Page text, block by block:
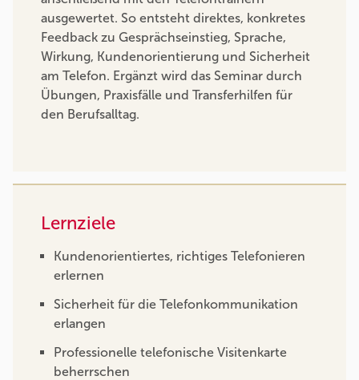
ausgewertet. So entsteht direktes, konkretes
Feedback zu Gesprächseinstieg, Sprache,
Wirkung, Kundenorientierung und Sicherheit
am Telefon. Ergänzt wird das Seminar durch
Übungen, Praxisfälle und Transferhilfen für
den Berufsalltag.
Lernziele
Kundenorientiertes, richtiges Telefonieren
erlernen
Sicherheit für die Telefonkommunikation
erlangen
Professionelle telefonische Visitenkarte
beherrschen